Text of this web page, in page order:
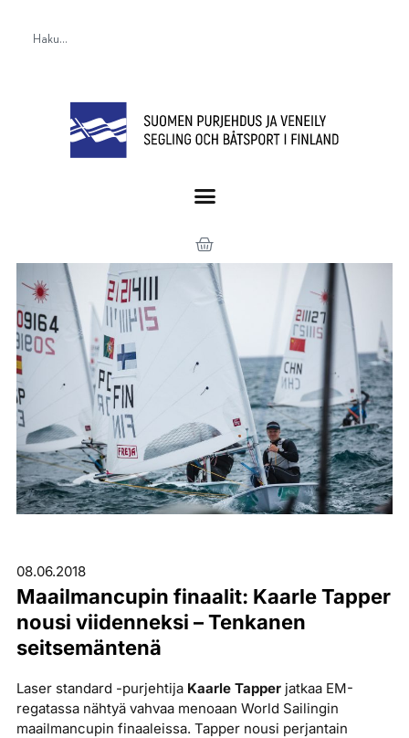
08.06.2018
Maailmancupin finaalit: Kaarle Tapper
nousi viidenneksi – Tenkanen
seitsemäntenä
Laser standard -purjehtija Kaarle Tapper jatkaa EM-
regatassa nähtyä vahvaa menoaan World Sailingin
maailmancupin finaaleissa. Tapper nousi perjantain